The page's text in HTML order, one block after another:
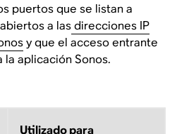
puertos que se listan a
a lasdirecciones IP
y que el acceso entrante
aplicación Sonos.
Utilizado para